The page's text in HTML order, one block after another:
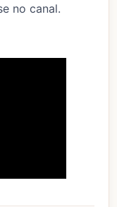
no canal.